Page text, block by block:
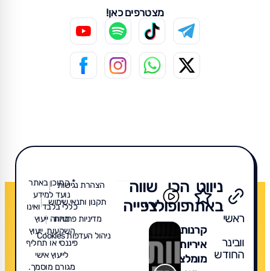
מצטרפים כאן!
הכי
פופולרי
קרנות
איריות
מומלצות
ניווט
באתר
ראשי
וובינר
החודש
שווה
צפייה
* התוכן באתר
נועד למידע
כללי בלבד ואינו
מהווה ייעוץ
השקעות, ייעוץ
פיננסי או תחליף
לייעוץ אישי
מגורם מוסמך.
הצהרת נגישות
תקנון ותנאי שימוש
מדיניות פרטיות
ניהול העדפות Cookies